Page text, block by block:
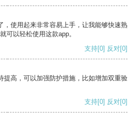
，使用起来非常容易上手，让我能够快速熟
可以轻松使用这款app。
支持[0] 反对[0]
提高，可以加强防护措施，比如增加双重验
支持[0] 反对[0]